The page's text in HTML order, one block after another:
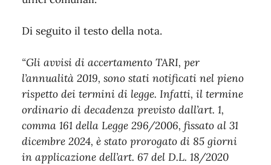
Di seguito il testo della nota.
“Gli avvisi di accertamento TARI, per
l’annualità 2019, sono stati notificati nel pieno
rispetto dei termini di legge. Infatti, il termine
ordinario di decadenza previsto dall’art. 1,
comma 161 della Legge 296/2006, fissato al 31
dicembre 2024, è stato prorogato di 85 giorni
in applicazione dell’art. 67 del D.L. 18/2020